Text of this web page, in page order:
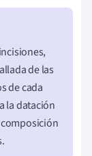
de las
de cada
la datación